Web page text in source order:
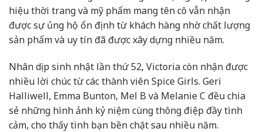
hiệu thời trang và mỹ phẩm mang tên cô vẫn nhận
được sự ủng hộ ổn định từ khách hàng nhờ chất lượng
sản phẩm và uy tín đã được xây dựng nhiều năm.
Nhân dịp sinh nhật lần thứ 52, Victoria còn nhận được
nhiều lời chúc từ các thành viên Spice Girls. Geri
Halliwell, Emma Bunton, Mel B và Melanie C đều chia
sẻ những hình ảnh kỷ niệm cùng thông điệp đầy tình
cảm, cho thấy tình bạn bền chặt sau nhiều năm.